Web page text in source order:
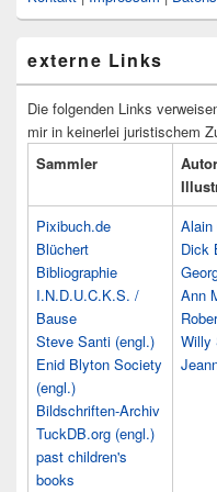
externe Links
Die folgenden Links
mir in keinerlei juristischem
Sammler
Pixibuch.de
Blüchert
Bibliographie
I.N.D.U.C.K.S. /
Bause
Steve Santi (engl.)
Enid Blyton Society
(engl.)
Bildschriften-Archiv
TuckDB.org (engl.)
past children's
books
Alain
Dick
Ann
Willy